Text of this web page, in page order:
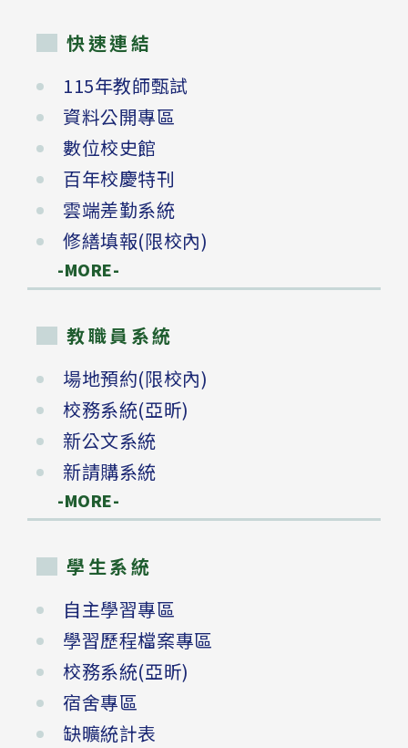
快速連結
115年教師甄試
資料公開專區
數位校史館
百年校慶特刊
雲端差勤系統
修繕填報(限校內)
-MORE-
教職員系統
場地預約(限校內)
校務系統(亞昕)
新公文系統
新請購系統
-MORE-
學生系統
自主學習專區
學習歷程檔案專區
校務系統(亞昕)
宿舍專區
缺曠統計表